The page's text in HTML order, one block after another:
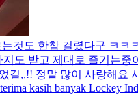
것도 한참 걸렸다구 ㅋㅋ
도 받고 제대로 즐기는중
길,,!! 정말 많이 사랑해요
kasih banyak Lockey